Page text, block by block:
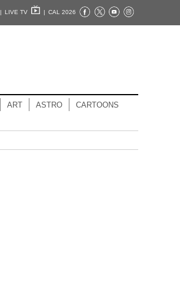
| LIVE TV | CAL 2026
ART ASTRO CARTOONS